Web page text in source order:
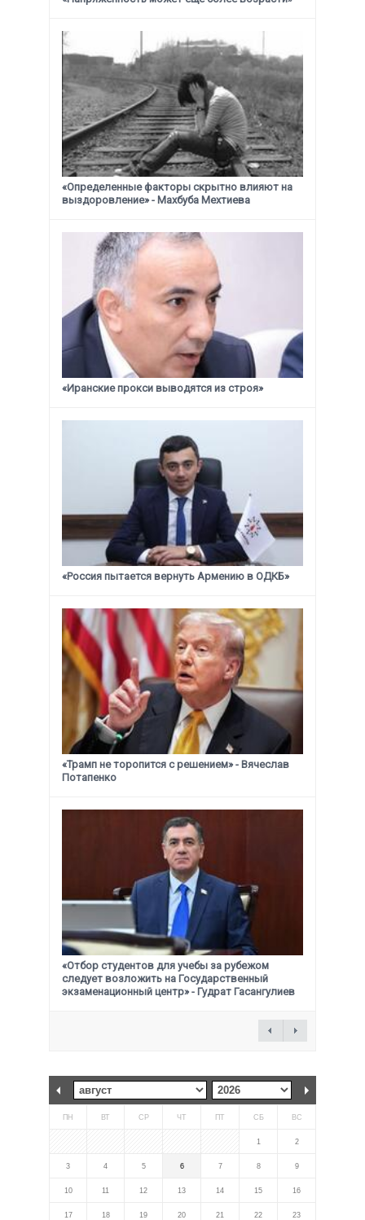
«Определенные факторы скрытно влияют на
выздоровление» - Махбуба Мехтиева
«Иранские прокси выводятся из строя»
«Россия пытается вернуть Армению в ОДКБ»
«Трамп не торопится с решением» - Вячеслав
Потапенко
«Отбор студентов для учебы за рубежом
следует возложить на Государственный
экзаменационный центр» - Гудрат Гасангулиев
ПН ВТ СР ЧТ ПТ СБ ВС
1 2
3 4 5 6 7 8 9
10 11 12 13 14 15 16
17 18 19 20 21 22 23